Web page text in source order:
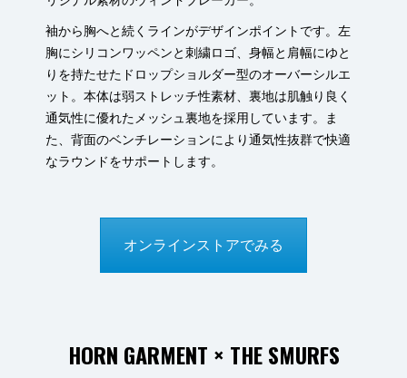
袖から胸へと続くラインがデザインポイントです。左
胸にシリコンワッペンと刺繍ロゴ、身幅と肩幅にゆと
りを持たせたドロップショルダー型のオーバーシルエ
ット。本体は弱ストレッチ性素材、裏地は肌触り良く
通気性に優れたメッシュ裏地を採用しています。ま
た、背面のベンチレーションにより通気性抜群で快適
なラウンドをサポートします。
オンラインストアでみる
HORN GARMENT × THE SMURFS